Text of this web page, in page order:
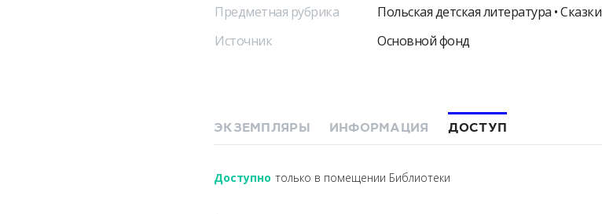
Предметная рубрика
Польская детская литература • Сказки
Источник
Основной фонд
ЭКЗЕМПЛЯРЫ ИНФОРМАЦИЯ ДОСТУП
Доступно только в помещении Библиотеки